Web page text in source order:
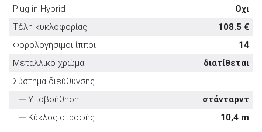
Μεταχειρισμένα
Plug-in Hybrid
Οχι
Τέλη κυκλοφορίας
108.5 €
Φορολογήσιμοι ίπποι
14
Μεταλλικό χρώμα
διατίθεται
Σύστημα διεύθυνσης
Υποβοήθηση
στάνταρντ
Κύκλος στροφής
10,4 m